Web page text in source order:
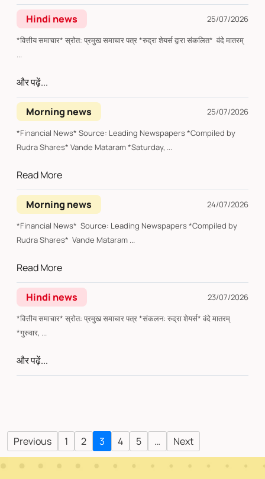
Hindi news
25/07/2026
*वित्तीय समाचार* स्रोत: प्रमुख समाचार पत्र *रुद्रा शेयर्स द्वारा संकलित* वंदे मातरम्
...
और पढ़ें...
Morning news
25/07/2026
*Financial News* Source: Leading Newspapers *Compiled by
Rudra Shares* Vande Mataram *Saturday, ...
Read More
Morning news
24/07/2026
*Financial News* Source: Leading Newspapers *Compiled by
Rudra Shares* Vande Mataram ...
Read More
Hindi news
23/07/2026
*वित्तीय समाचार* स्रोत: प्रमुख समाचार पत्र *संकलन: रुद्रा शेयर्स* वंदे मातरम्
*गुरुवार, ...
और पढ़ें...
Previous 1 2 3 4 5 … Next